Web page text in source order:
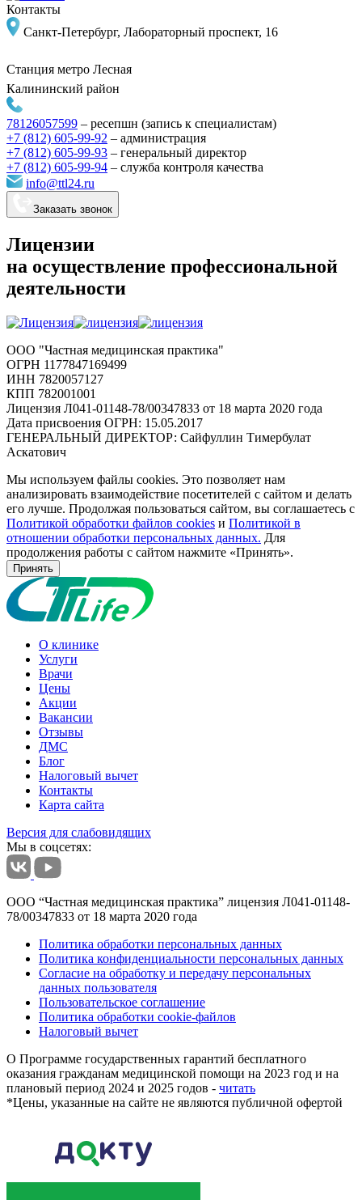
Контакты
Санкт-Петербург, Лабораторный проспект, 16
Станция метро Лесная
Калининский район
78126057599 – ресепшн (запись к специалистам)
+7 (812) 605-99-92 – администрация
+7 (812) 605-99-93 – генеральный директор
+7 (812) 605-99-94 – служба контроля качества
info@ttl24.ru
Заказать звонок
Лицензии
на осуществление профессиональной
деятельности
ООО "Частная медицинская практика"
ОГРН 1177847169499
ИНН 7820057127
КПП 782001001
Лицензия Л041-01148-78/00347833 от 18 марта 2020 года
Дата присвоения ОГРН: 15.05.2017
ГЕНЕРАЛЬНЫЙ ДИРЕКТОР: Сайфуллин Тимербулат
Аскатович
Мы используем файлы cookies. Это позволяет нам
анализировать взаимодействие посетителей с сайтом и делать
его лучше. Продолжая пользоваться сайтом, вы соглашаетесь с
Политикой обработки файлов cookies и Политикой в
отношении обработки персональных данных. Для
продолжения работы с сайтом нажмите «Принять».
Принять
О клинике
Услуги
Врачи
Цены
Акции
Вакансии
Отзывы
ДМС
Блог
Налоговый вычет
Контакты
Карта сайта
Версия для слабовидящих
Мы в соцсетях:
ООО “Частная медицинская практика” лицензия Л041-01148-
78/00347833 от 18 марта 2020 года
Политика обработки персональных данных
Политика конфиденциальности персональных данных
Согласие на обработку и передачу персональных
данных пользователя
Пользовательское соглашение
Политика обработки cookie-файлов
Налоговый вычет
О Программе государственных гарантий бесплатного
оказания гражданам медицинской помощи на 2023 год и на
плановый период 2024 и 2025 годов - читать
*Цены, указанные на сайте не являются публичной офертой